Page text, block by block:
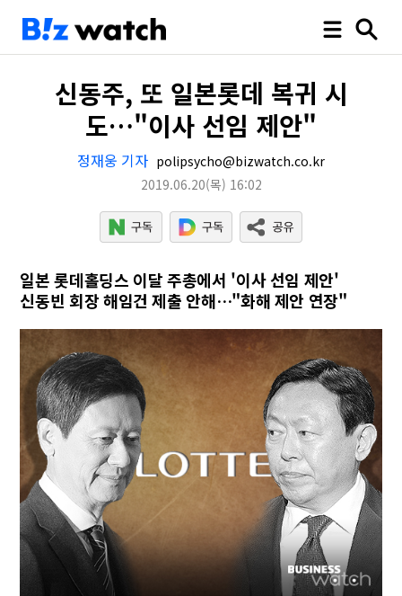
신동주, 또 일본롯데 복귀 시
도…"이사 선임 제안"
정재웅 기자 polipsycho@bizwatch.co.kr
2019.06.20(목) 16:02
일본 롯데홀딩스 이달 주총에서 '이사 선임 제안'
신동빈 회장 해임건 제출 안해…"화해 제안 연장"